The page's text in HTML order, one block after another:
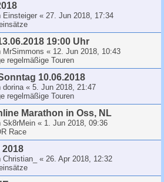
Einsteiger « 27. Jun 2018, 17:34
19:00 Uhr
MrSimmons « 12. Jun 2018, 10:43
regelmäßige Touren
10.06.2018
dorina« 5. Jun 2018, 21:47
regelmäßige Touren
Marathon in Oss, NL
Sk8rMein « 1. Jun 2018, 09:36
Race
2018
Christian_ « 26. Apr 2018, 12:32